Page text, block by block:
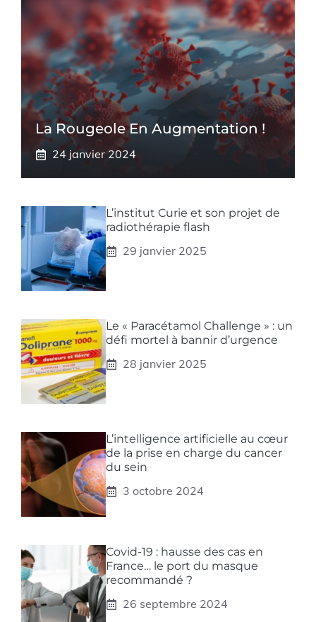
La Rougeole En Augmentation !
24 janvier 2024
L’institut Curie et son projet de
radiothérapie flash
29 janvier 2025
Le « Paracétamol Challenge » : un
défi mortel à bannir d’urgence
28 janvier 2025
L’intelligence artificielle au cœur
de la prise en charge du cancer
du sein
3 octobre 2024
Covid-19 : hausse des cas en
France… le port du masque
recommandé ?
26 septembre 2024